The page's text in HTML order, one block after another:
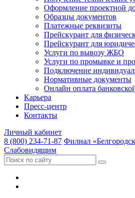
Оформление проектной
Образцы документов
Платежные реквизиты
Прейскурант для
Прейскурант для
Услуги по вывозу ЖБО
Услуги по промывке и
Подключение
Нормативные документы
Онлайн оплата
Карьера
Пресс-центр
Контакты
Личный кабинет
8 (800) 234-71-87 Филиал
Слабовидящим